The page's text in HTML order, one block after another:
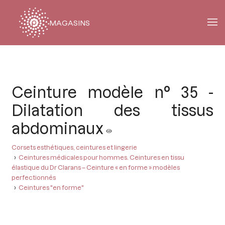
MAGASINS
Ceinture modèle n° 35 -
Dilatation des tissus
abdominaux
Corsets esthétiques, ceintures et lingerie
Ceintures médicales pour hommes. Ceintures en tissu
élastique du Dr Clarans – Ceinture « en forme » modèles
perfectionnés
Ceintures "en forme"